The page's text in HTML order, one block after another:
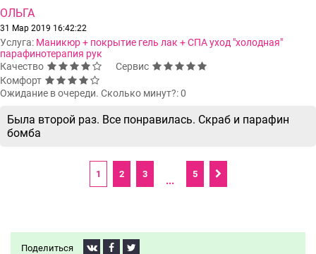
Поделиться
ОЛЬГА
31 Мар 2019 16:42:22
Услуга: Маникюр + покрытие гель лак + СПА уход "холодная"
парафинотерапия рук
Качество
Сервис
Комфорт
Ожидание в очереди. Сколько минут?: 0
Была второй раз. Все понравилась. Скраб и парафин
бомба
1 2 3
...
5